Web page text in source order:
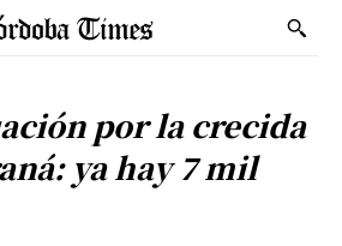
por la crecida
ya hay 7 mil